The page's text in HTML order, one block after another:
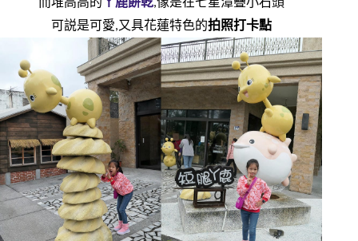
而堆高高的 ㄚ鹿餅乾,像是在七星潭疊小石頭
可説是可愛,又具花蓮特色的拍照打卡點